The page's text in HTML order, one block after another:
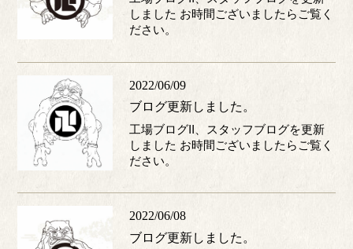
しました お時間ございましたらご覧く
ださい。
2022/06/09
ブログ更新しました。
工場ブログII、スタッフブログを更新
しました お時間ございましたらご覧く
ださい。
2022/06/08
ブログ更新しました。